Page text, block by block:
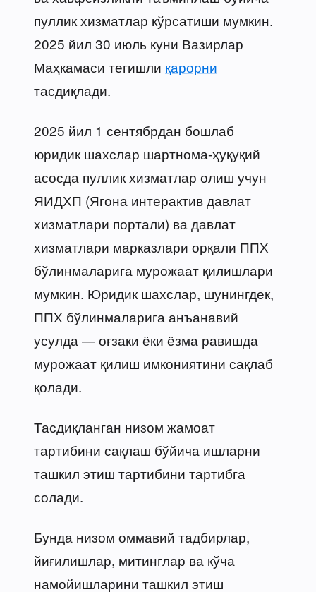
пуллик хизматлар кўрсатиши мумкин.
2025 йил 30 июль куни Вазирлар
Маҳкамаси тегишли қарорни
тасдиқлади.
2025 йил 1 сентябрдан бошлаб
юридик шахслар шартнома-ҳуқуқий
асосда пуллик хизматлар олиш учун
ЯИДХП (Ягона интерактив давлат
хизматлари портали) ва давлат
хизматлари марказлари орқали ППХ
бўлинмаларига мурожаат қилишлари
мумкин. Юридик шахслар, шунингдек,
ППХ бўлинмаларига анъанавий
усулда — оғзаки ёки ёзма равишда
мурожаат қилиш имкониятини сақлаб
қолади.
Тасдиқланган низом жамоат
тартибини сақлаш бўйича ишларни
ташкил этиш тартибини тартибга
солади.
Бунда низом оммавий тадбирлар,
йиғилишлар, митинглар ва кўча
намойишларини ташкил этиш